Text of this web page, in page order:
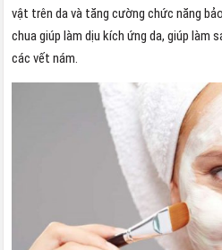
vật trên da và tăng cường chức năng
chua giúp làm dịu kích ứng da, giúp làm
các vết nám.